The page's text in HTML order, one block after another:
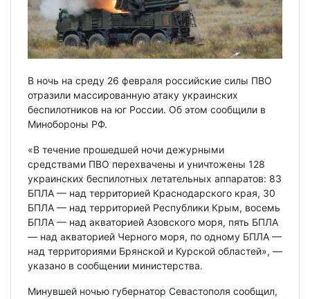
В ночь на среду 26 февраля российские силы ПВО
отразили массированную атаку украинских
беспилотников на юг России. Об этом сообщили в
Минобороны РФ.
«В течение прошедшей ночи дежурными
средствами ПВО перехвачены и уничтожены 128
украинских беспилотных летательных аппаратов: 83
БПЛА — над территорией Краснодарского края, 30
БПЛА — над территорией Республики Крым, восемь
БПЛА — над акваторией Азовского моря, пять БПЛА
— над акваторией Черного моря, по одному БПЛА —
над территориями Брянской и Курской областей», —
указано в сообщении министерства.
Минувшей ночью губернатор Севастополя сообщил,